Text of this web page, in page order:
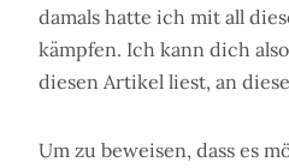
damals hatte ich mit all
kämpfen. Ich kann dich
diesen Artikel liest, an
Um zu beweisen, dass es